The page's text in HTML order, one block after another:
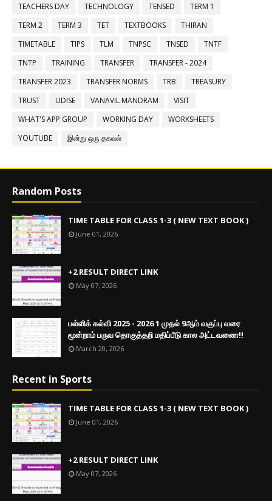
TEACHERS DAY
TECHNOLOGY TENSED
TERM 1
TERM 2
TERM 3 TET TEXTBOOKS
THIRAN
TIMETABLE
TIPS TLM TNPSC TNSED
TNTF
TNTP
TRAINING TRANSFER
TRANSFER - 2024
TRANSFER 2023
TRANSFER NORMS TRB
TREASURY
TRUST
UDISE VANAVIL MANDRAM
VISIT
WHAT'S APP GROUP
WORKING DAY
WORKSHEETS
YOUTUBE
இன்று ஒரு தகவல்
Random Posts
TIME TABLE FOR CLASS 1-3 ( NEW TEXT BOOK )
June 01, 2026
+2 RESULT DIRECT LINK
May 07, 2026
பள்ளிக் கல்வி 2025 - 2026 1 முதல் 9ஆம் வகுப்பு வரை
மூன்றாம் பருவ தொகுத்தறி மதிப்பீடு கால அட்டவணை!!
March 20, 2026
Recent in Sports
TIME TABLE FOR CLASS 1-3 ( NEW TEXT BOOK )
June 01, 2026
+2 RESULT DIRECT LINK
May 07, 2026